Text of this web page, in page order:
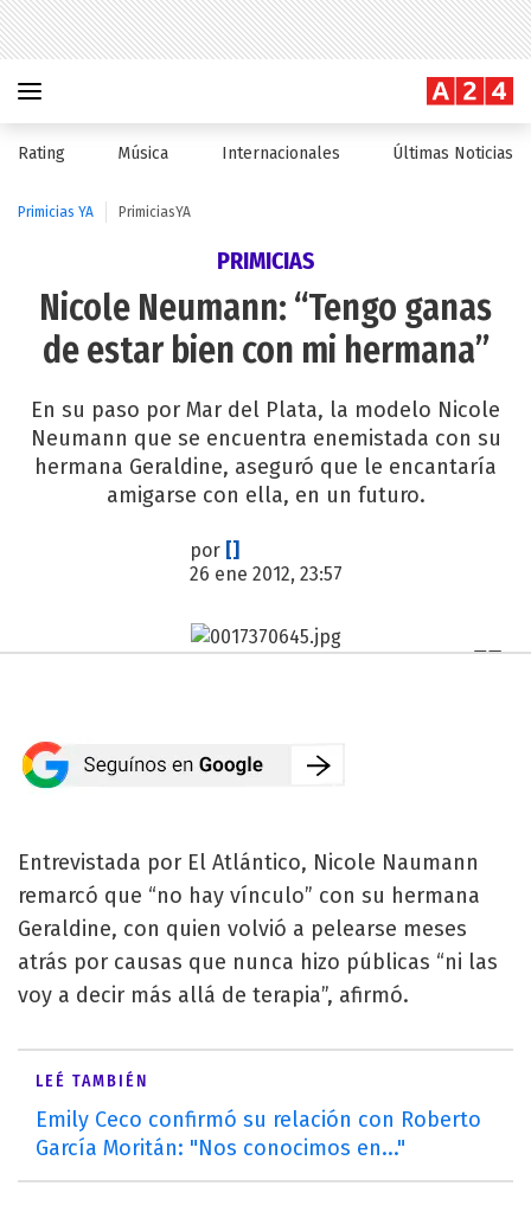
Rating Música Internacionales Últimas Noticias
Primicias YA PrimiciasYA
PRIMICIAS
Nicole Neumann: “Tengo ganas
de estar bien con mi hermana”
En su paso por Mar del Plata, la modelo Nicole
Neumann que se encuentra enemistada con su
hermana Geraldine, aseguró que le encantaría
amigarse con ella, en un futuro.
por []
26 ene 2012, 23:57
Entrevistada por El Atlántico, Nicole Naumann
remarcó que “no hay vínculo” con su hermana
Geraldine, con quien volvió a pelearse meses
atrás por causas que nunca hizo públicas “ni las
voy a decir más allá de terapia”, afirmó.
LEÉ TAMBIÉN
Emily Ceco confirmó su relación con Roberto
García Moritán: "Nos conocimos en..."